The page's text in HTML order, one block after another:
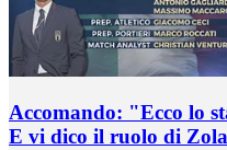
Accomando: "Ecco lo
E vi dico il ruolo di